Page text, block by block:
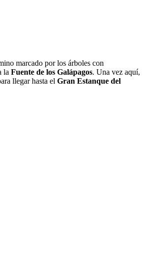
marcado por los árboles con
la Fuente de los Galápagos. Una vez aquí,
llegar hasta el Gran Estanque del